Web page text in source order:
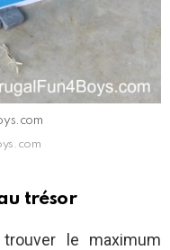
trésor
le maximum